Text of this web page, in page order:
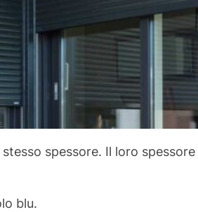
spessore. Il loro
blu.